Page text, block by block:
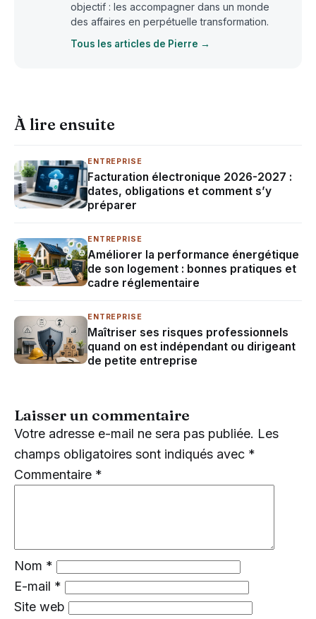
objectif : les accompagner dans un monde
des affaires en perpétuelle transformation.
Tous les articles de Pierre →
À lire ensuite
ENTREPRISE
Facturation électronique 2026-2027 :
dates, obligations et comment s’y
préparer
ENTREPRISE
Améliorer la performance énergétique
de son logement : bonnes pratiques et
cadre réglementaire
ENTREPRISE
Maîtriser ses risques professionnels
quand on est indépendant ou dirigeant
de petite entreprise
Laisser un commentaire
Votre adresse e-mail ne sera pas publiée. Les
champs obligatoires sont indiqués avec *
Commentaire *
Nom *
E-mail *
Site web